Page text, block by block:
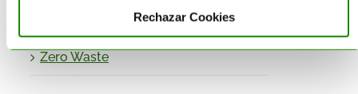
Rechazar Cookies
Valorización de Residuos
Zero Waste